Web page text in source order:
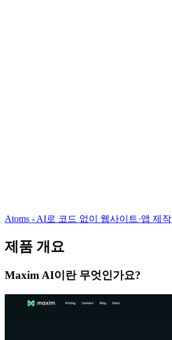
Atoms - AI로 코드 없이 웹사이트·앱 제작
제품 개요
Maxim AI이란 무엇인가요?